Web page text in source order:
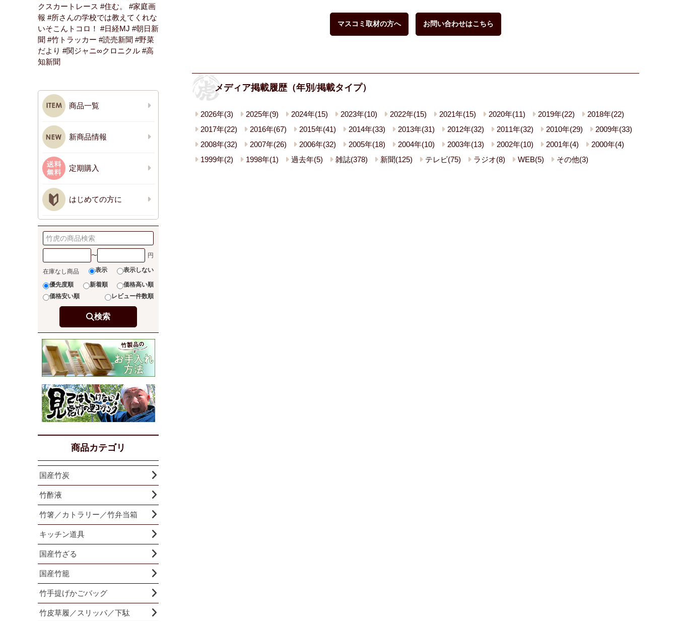
マスコミ取材の方へ お問い合わせはこちら
メディア掲載履歴（年別/掲載タイプ）
2026年(3) 2025年(9) 2024年(15) 2023年(10) 2022年(15) 2021年(15) 2020年(11) 2019年(22)
2018年(22)
2017年(22)
2016年(67) 2015年(41) 2014年(33) 2013年(31) 2012年(32) 2011年(32) 2010年(29)
2009年(33)
2008年(32)
2007年(26) 2006年(32) 2005年(18) 2004年(10) 2003年(13) 2002年(10) 2001年(4)
2000年(4)
1999年(2)
1998年(1) 過去年(5) 雑誌(378) 新聞(125) テレビ(75) ラジオ(8) WEB(5) その他(3)
クスカートレース #住む。
#家庭画
報 #所さんの学校では教えてくれな
いそこんトコロ！ #日経MJ #朝日新
聞 #竹トラッカー #読売新聞 #野菜
だより #関ジャニ∞クロニクル #高
知新聞
商品一覧
新商品情報
定期購入
はじめての方に
〜
在庫なし商品 表示 表示しない
優先度順 新着順
価格高い順
価格安い順
レビュー件数順
検索
商品カテゴリ
国産竹炭
竹酢液
竹箸／カトラリー／竹弁当箱
キッチン道具
国産竹ざる
国産竹籠
竹手提げかごバッグ
竹皮草履／スリッパ／下駄